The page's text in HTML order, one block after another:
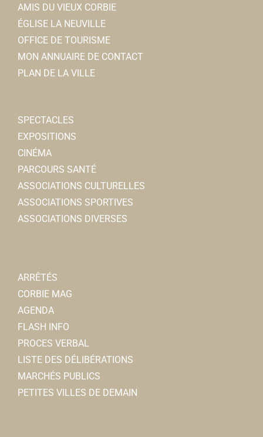
AMIS DU VIEUX CORBIE
ÉGLISE LA NEUVILLE
OFFICE DE TOURISME
MON ANNUAIRE DE CONTACT
PLAN DE LA VILLE
SPECTACLES
EXPOSITIONS
CINÉMA
PARCOURS SANTÉ
ASSOCIATIONS CULTURELLES
ASSOCIATIONS SPORTIVES
ASSOCIATIONS DIVERSES
ARRÊTÉS
CORBIE MAG
AGENDA
FLASH INFO
PROCES VERBAL
LISTE DES DÉLIBÉRATIONS
MARCHÉS PUBLICS
PETITES VILLES DE DEMAIN